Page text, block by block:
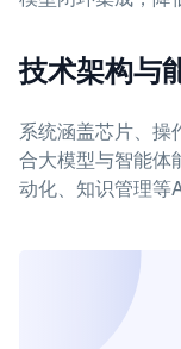
技术架构与
系统涵盖芯片、操
合大模型与智能体
动化、知识管理等